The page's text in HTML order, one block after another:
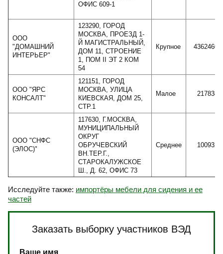
ОФИС 609-1
ООО
"ДОМАШНИЙ
ИНТЕРЬЕР"
123290, ГОРОД
МОСКВА, ПРОЕЗД 1-
Й МАГИСТРАЛЬНЫЙ,
ДОМ 11, СТРОЕНИЕ
1, ПОМ II ЭТ 2 КОМ
54
Крупное 43624603
ООО "ЯРС
КОНСАЛТ"
121151, ГОРОД
МОСКВА, УЛИЦА
КИЕВСКАЯ, ДОМ 25,
СТР.1
Малое 2178385
ООО "СНФС
(ЭЛОС)"
117630, Г.МОСКВА,
МУНИЦИПАЛЬНЫЙ
ОКРУГ
ОБРУЧЕВСКИЙ
ВН.ТЕР.Г.,
СТАРОКАЛУЖСКОЕ
Ш., Д. 62, ОФИС 73
Среднее 1009320
Исследуйте также: импортёры мебели для сидения и ее
частей
Заказать выборку участников ВЭД
Ваше имя